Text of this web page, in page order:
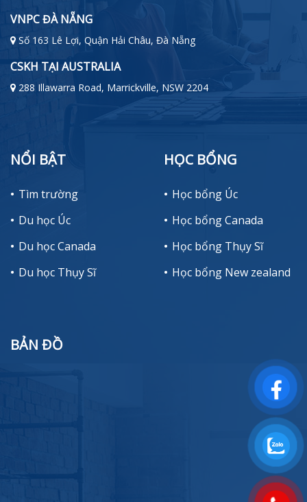
VNPC ĐÀ NẴNG
Số 163 Lê Lợi, Quận Hải Châu, Đà Nẵng
CSKH TẠI AUSTRALIA
288 Illawarra Road, Marrickville, NSW 2204
NỔI BẬT
Tìm trường
Du học Úc
Du học Canada
Du học Thụy Sĩ
HỌC BỔNG
Học bổng Úc
Học bổng Canada
Học bổng Thụy Sĩ
Học bổng New zealand
BẢN ĐỒ